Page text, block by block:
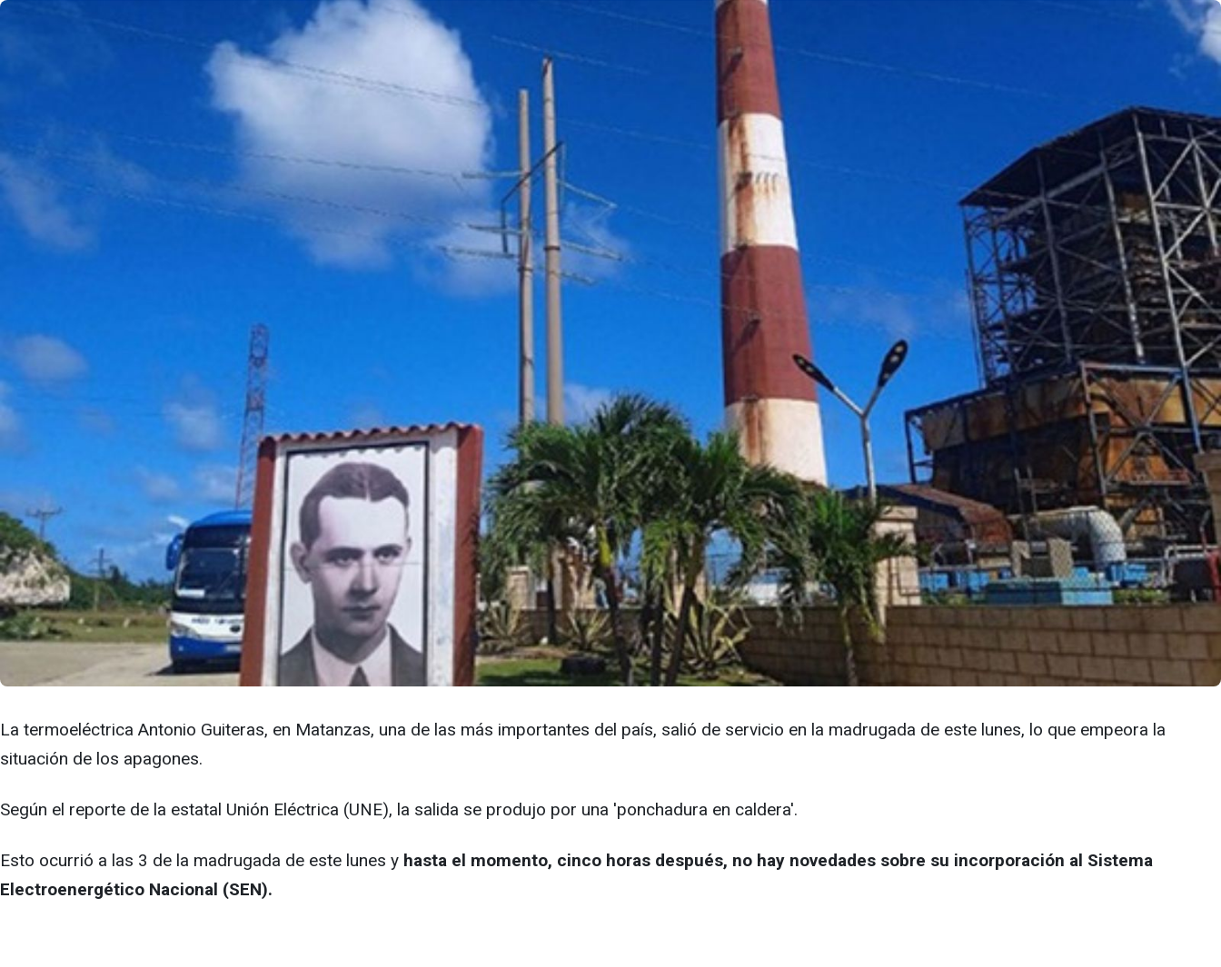
La termoeléctrica Antonio Guiteras, en Matanzas, una de las más importantes del país, salió de servicio en la madrugada de este lunes, lo que empeora la
situación de los apagones.
Según el reporte de la estatal Unión Eléctrica (UNE), la salida se produjo por una 'ponchadura en caldera'.
Esto ocurrió a las 3 de la madrugada de este lunes y hasta el momento, cinco horas después, no hay novedades sobre su incorporación al Sistema
Electroenergético Nacional (SEN).